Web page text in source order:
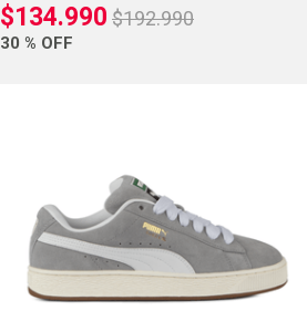
$134.990 $192.990
30 % OFF